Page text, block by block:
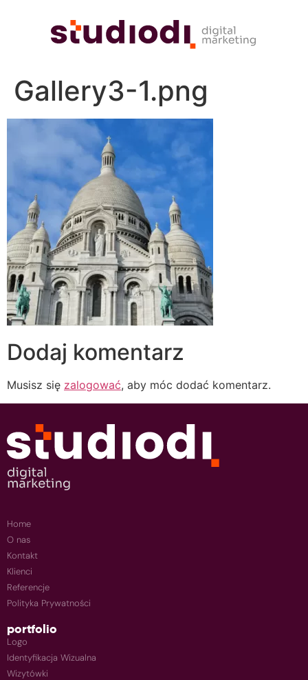
Gallery3-1.png
Dodaj komentarz
Musisz się zalogować, aby móc dodać komentarz.
Home
O nas
Kontakt
Klienci
Referencje
Polityka Prywatności
portfolio
Logo
Identyfikacja Wizualna
Wizytówki